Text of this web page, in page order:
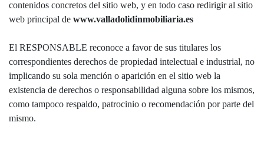
contenidos concretos del sitio web, y en todo caso redirigir al sitio
web principal de www.valladolidinmobiliaria.es
El RESPONSABLE reconoce a favor de sus titulares los
correspondientes derechos de propiedad intelectual e industrial, no
implicando su sola mención o aparición en el sitio web la
existencia de derechos o responsabilidad alguna sobre los mismos,
como tampoco respaldo, patrocinio o recomendación por parte del
mismo.